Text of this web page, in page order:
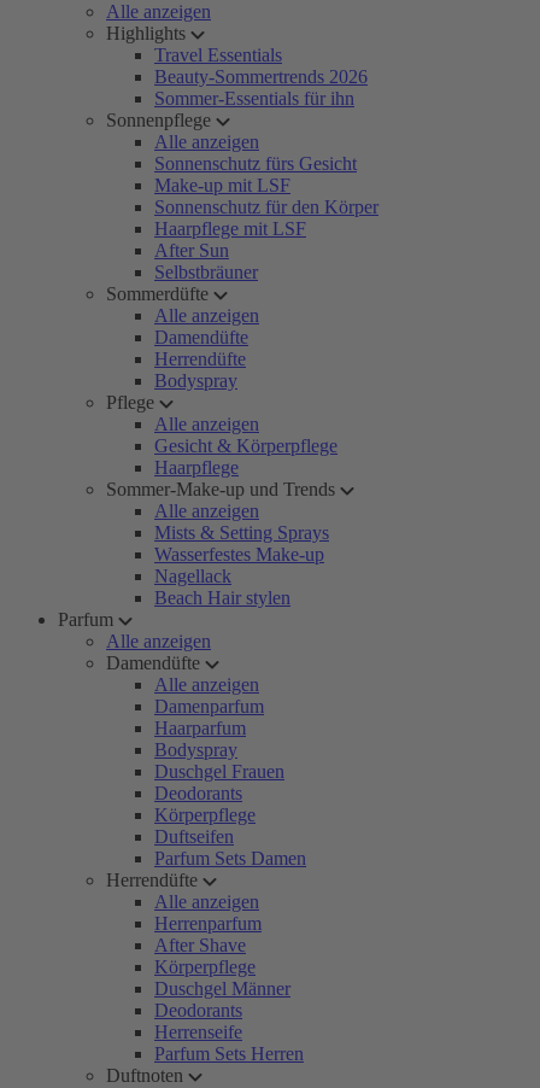
Alle anzeigen
Highlights
Travel Essentials
Beauty-Sommertrends 2026
Sommer-Essentials für ihn
Sonnenpflege
Alle anzeigen
Sonnenschutz fürs Gesicht
Make-up mit LSF
Sonnenschutz für den Körper
Haarpflege mit LSF
After Sun
Selbstbräuner
Sommerdüfte
Alle anzeigen
Damendüfte
Herrendüfte
Bodyspray
Pflege
Alle anzeigen
Gesicht & Körperpflege
Haarpflege
Sommer-Make-up und Trends
Alle anzeigen
Mists & Setting Sprays
Wasserfestes Make-up
Nagellack
Beach Hair stylen
Parfum
Alle anzeigen
Damendüfte
Alle anzeigen
Damenparfum
Haarparfum
Bodyspray
Duschgel Frauen
Deodorants
Körperpflege
Duftseifen
Parfum Sets Damen
Herrendüfte
Alle anzeigen
Herrenparfum
After Shave
Körperpflege
Duschgel Männer
Deodorants
Herrenseife
Parfum Sets Herren
Duftnoten